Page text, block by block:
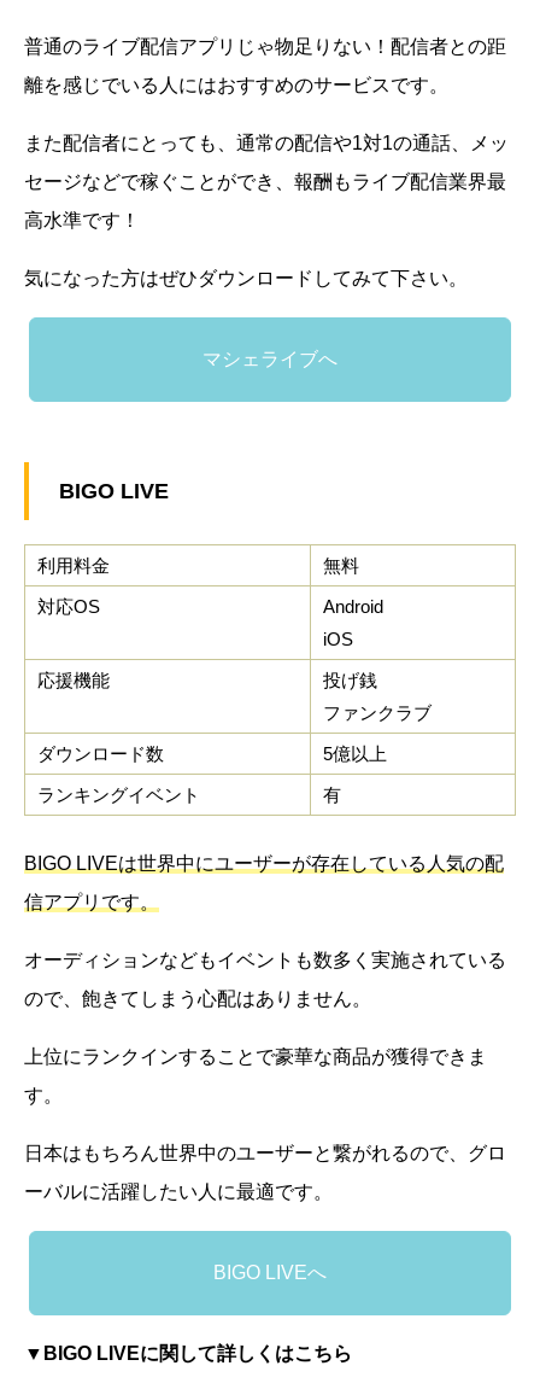
普通のライブ配信アプリじゃ物足りない！配信者との距
離を感じでいる人にはおすすめのサービスです。
また配信者にとっても、通常の配信や1対1の通話、メッ
セージなどで稼ぐことができ、報酬もライブ配信業界最
高水準です！
気になった方はぜひダウンロードしてみて下さい。
マシェライブへ
BIGO LIVE
利用料金
無料
対応OS
Android
iOS
応援機能
投げ銭
ファンクラブ
ダウンロード数
5億以上
ランキングイベント
有
BIGO LIVEは世界中にユーザーが存在している人気の配
信アプリです。
オーディションなどもイベントも数多く実施されている
ので、飽きてしまう心配はありません。
上位にランクインすることで豪華な商品が獲得できま
す。
日本はもちろん世界中のユーザーと繋がれるので、グロ
ーバルに活躍したい人に最適です。
BIGO LIVEへ
▼BIGO LIVEに関して詳しくはこちら